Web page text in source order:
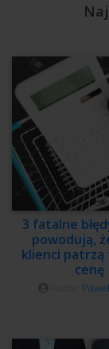
3 fatalne
powodują,
klienci patrzą
cenę